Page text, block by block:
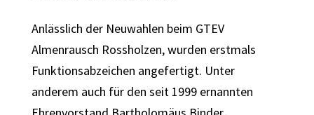
Anlässlich der Neuwahlen beim GTEV
Almenrausch Rossholzen, wurden erstmals
Funktionsabzeichen angefertigt. Unter
anderem auch für den seit 1999 ernannten